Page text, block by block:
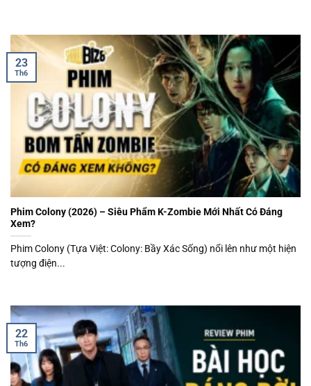
Phim Colony (2026) – Siêu Phẩm K-Zombie Mới Nhất Có Đáng
Xem?
Phim Colony (Tựa Việt: Colony: Bầy Xác Sống) nổi lên như một hiện
tượng điện...
23
Th6
22
Th6